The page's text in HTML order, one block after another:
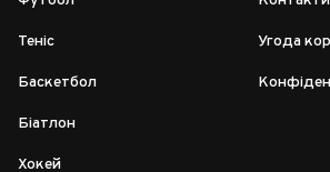
Теніс
Баскетбол
Біатлон
Хокей
Угода